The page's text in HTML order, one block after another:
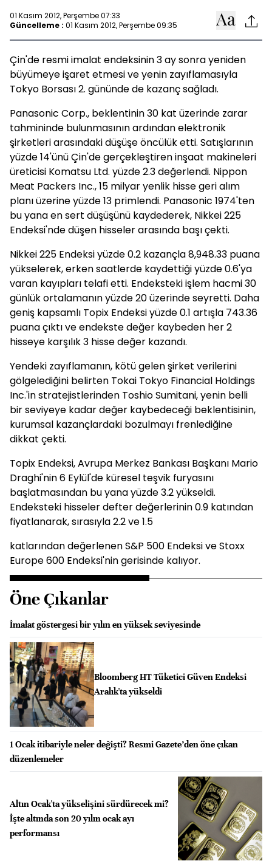
01 Kasım 2012, Perşembe 07:33
Güncelleme : 01 Kasım 2012, Perşembe 09:35
Çin'de resmi imalat endeksinin 3 ay sonra yeniden
büyümeye işaret etmesi ve yenin zayıflamasıyla
Tokyo Borsası 2. gününde de kazanç sağladı.
Panasonic Corp., beklentinin 30 kat üzerinde zarar
tahmininde bulunmasının ardından elektronik
şirketleri arasındaki düşüşe öncülük etti. Satışlarının
yüzde 14'ünü Çin'de gerçekleştiren inşaat makineleri
üreticisi Komatsu Ltd. yüzde 2.3 değerlendi. Nippon
Meat Packers Inc., 15 milyar yenlik hisse geri alım
planı üzerine yüzde 13 primlendi. Panasonic 1974'ten
bu yana en sert düşüşünü kaydederek, Nikkei 225
Endeksi'nde düşen hisseler arasında başı çekti.
Nikkei 225 Endeksi yüzde 0.2 kazançla 8,948.33 puana
yükselerek, erken saatlerde kaydettiği yüzde 0.6'ya
varan kayıpları telafi etti. Endeksteki işlem hacmi 30
günlük ortalamanın yüzde 20 üzerinde seyretti. Daha
geniş kapsamlı Topix Endeksi yüzde 0.1 artışla 743.36
puana çıktı ve endekste değer kaybeden her 2
hisseye karşılık 3 hisse değer kazandı.
Yendeki zayıflamanın, kötü gelen şirket verilerini
gölgelediğini belirten Tokai Tokyo Financial Holdings
Inc.'in stratejistlerinden Toshio Sumitani, yenin belli
bir seviyeye kadar değer kaybedeceği beklentisinin,
kurumsal kazançlardaki bozulmayı frenlediğine
dikkat çekti.
Topix Endeksi, Avrupa Merkez Bankası Başkanı Mario
Draghi'nin 6 Eylül'de küresel teşvik furyasını
başlatmasından bu yana yüzde 3.2 yükseldi.
Endeksteki hisseler defter değerlerinin 0.9 katından
fiyatlanarak, sırasıyla 2.2 ve 1.5
katlarından değerlenen S&P 500 Endeksi ve Stoxx
Europe 600 Endeksi'nin gerisinde kalıyor.
Öne Çıkanlar
İmalat göstergesi bir yılın en yüksek seviyesinde
Bloomberg HT Tüketici Güven Endeksi
Aralık'ta yükseldi
1 Ocak itibariyle neler değişti? Resmi Gazete’den öne çıkan
düzenlemeler
Altın Ocak'ta yükselişini sürdürecek mi?
İşte altında son 20 yılın ocak ayı
performansı